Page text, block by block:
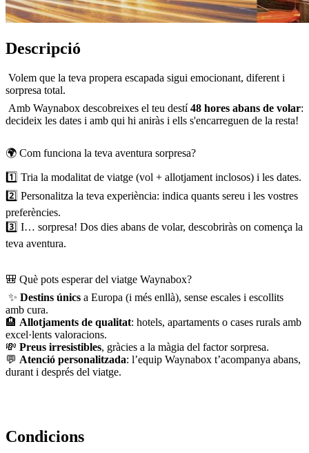
Descripció
Volem que la teva propera escapada sigui emocionant, diferent i
sorpresa total.
Amb Waynabox descobreixes el teu destí48 hores abans de volar:
decideix les dates i amb qui hi aniràs i ells s'encarreguen de la resta!
🌍 Com funciona la teva aventura sorpresa?
1️⃣ Tria la modalitat de viatge (vol + allotjament inclosos) i les dates.
2️⃣ Personalitza la teva experiència: indica quants sereu i les vostres
preferències.
3️⃣ I… sorpresa! Dos dies abans de volar, descobriràs on comença la
teva aventura.
🎒 Què pots esperar del viatge Waynabox?
✨ Destins únics a Europa (i més enllà), sense escales i escollits
amb cura.
🏨 Allotjaments de qualitat: hotels, apartaments o cases rurals amb
excel·lents valoracions.
💸 Preus irresistibles, gràcies a la màgia del factor sorpresa.
💬 Atenció personalitzada: l’equip Waynabox t’acompanya abans,
durant i després del viatge.
Condicions